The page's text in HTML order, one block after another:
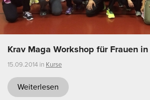
Krav Maga Workshop für Frauen
15.09.2014 in Kurse
Weiterlesen